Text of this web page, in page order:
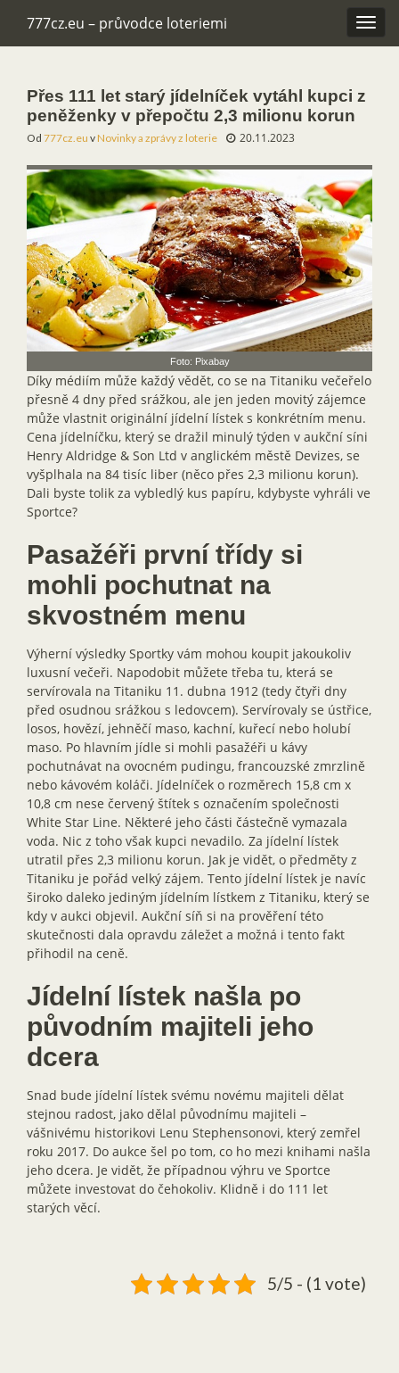
777cz.eu – průvodce loteriemi
Přes 111 let starý jídelníček vytáhl kupci z
peněženky v přepočtu 2,3 milionu korun
Od 777cz.eu vNovinky a zprávy z loterie 20.11.2023
Foto: Pixabay
Díky médiím může každý vědět, co se na Titaniku večeřelo
přesně 4 dny před srážkou, ale jen jeden movitý zájemce
může vlastnit originální jídelní lístek s konkrétním menu.
Cena jídelníčku, který se dražil minulý týden v aukční síni
Henry Aldridge & Son Ltd v anglickém městě Devizes, se
vyšplhala na 84 tisíc liber (něco přes 2,3 milionu korun).
Dali byste tolik za vybledlý kus papíru, kdybyste vyhráli ve
Sportce?
Pasažéři první třídy si
mohli pochutnat na
skvostném menu
Výherní výsledky Sportky vám mohou koupit jakoukoliv
luxusní večeři. Napodobit můžete třeba tu, která se
servírovala na Titaniku 11. dubna 1912 (tedy čtyři dny
před osudnou srážkou s ledovcem). Servírovaly se ústřice,
losos, hovězí, jehněčí maso, kachní, kuřecí nebo holubí
maso. Po hlavním jídle si mohli pasažéři u kávy
pochutnávat na ovocném pudingu, francouzské zmrzlině
nebo kávovém koláči. Jídelníček o rozměrech 15,8 cm x
10,8 cm nese červený štítek s označením společnosti
White Star Line. Některé jeho části částečně vymazala
voda. Nic z toho však kupci nevadilo. Za jídelní lístek
utratil přes 2,3 milionu korun. Jak je vidět, o předměty z
Titaniku je pořád velký zájem. Tento jídelní lístek je navíc
široko daleko jediným jídelním lístkem z Titaniku, který se
kdy v aukci objevil. Aukční síň si na prověření této
skutečnosti dala opravdu záležet a možná i tento fakt
přihodil na ceně.
Jídelní lístek našla po
původním majiteli jeho
dcera
Snad bude jídelní lístek svému novému majiteli dělat
stejnou radost, jako dělal původnímu majiteli –
vášnivému historikovi Lenu Stephensonovi, který zemřel
roku 2017. Do aukce šel po tom, co ho mezi knihami našla
jeho dcera. Je vidět, že případnou výhru ve Sportce
můžete investovat do čehokoliv. Klidně i do 111 let
starých věcí.
5/5 - (1 vote)